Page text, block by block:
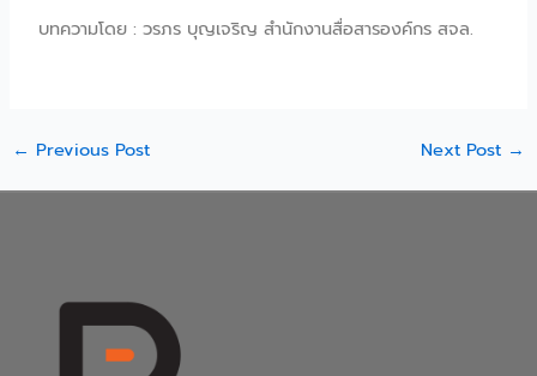
บทความโดย : วรภร บุญเจริญ สำนักงานสื่อสารองค์กร สจล.
← Previous Post Next Post →